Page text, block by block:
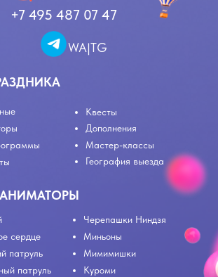
сердце
патруль
патруль
Черепашки Ниндзя
Миньоны
Мимимишки
Куроми
+7 495 487 07 47
Квесты
Мастер-классы
Дополнения
WA|TG
География выезда